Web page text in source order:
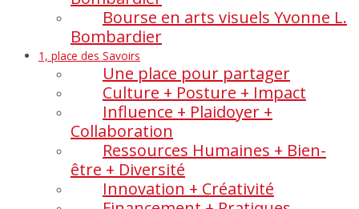
Bourse en arts visuels Yvonne L.
Bombardier
1, place des Savoirs
Une place pour partager
Culture + Posture + Impact
Influence + Plaidoyer +
Collaboration
Ressources Humaines + Bien-
être + Diversité
Innovation + Créativité